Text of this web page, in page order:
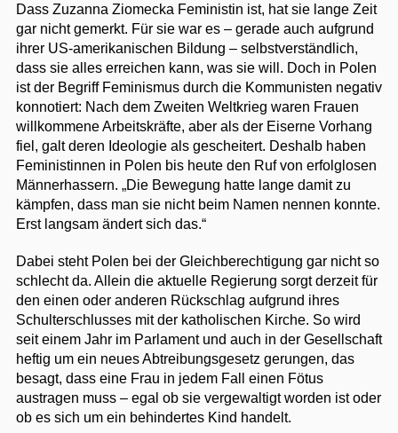
Dass Zuzanna Ziomecka Feministin ist, hat sie lange Zeit
gar nicht gemerkt. Für sie war es – gerade auch aufgrund
ihrer US-amerikanischen Bildung – selbstverständlich,
dass sie alles erreichen kann, was sie will. Doch in Polen
ist der Begriff Feminismus durch die Kommunisten negativ
konnotiert: Nach dem Zweiten Weltkrieg waren Frauen
willkommene Arbeitskräfte, aber als der Eiserne Vorhang
fiel, galt deren Ideologie als gescheitert. Deshalb haben
Feministinnen in Polen bis heute den Ruf von erfolglosen
Männerhassern. „Die Bewegung hatte lange damit zu
kämpfen, dass man sie nicht beim Namen nennen konnte.
Erst langsam ändert sich das.“
Dabei steht Polen bei der Gleichberechtigung gar nicht so
schlecht da. Allein die aktuelle Regierung sorgt derzeit für
den einen oder anderen Rückschlag aufgrund ihres
Schulterschlusses mit der katholischen Kirche. So wird
seit einem Jahr im Parlament und auch in der Gesellschaft
heftig um ein neues Abtreibungsgesetz gerungen, das
besagt, dass eine Frau in jedem Fall einen Fötus
austragen muss – egal ob sie vergewaltigt worden ist oder
ob es sich um ein behindertes Kind handelt.